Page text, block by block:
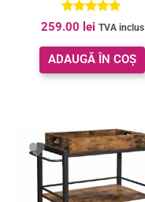
Vintage Maro/Negru
Evaluat la
5.00
din 5
259.00 lei TVA inclus
ADAUGĂ ÎN COȘ